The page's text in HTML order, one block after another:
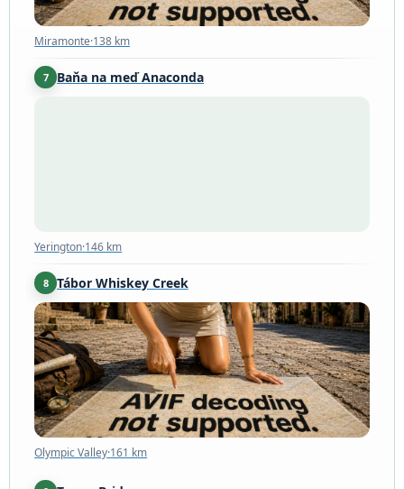
Miramonte·138 km
7 Baňa na meď Anaconda
Yerington·146 km
8 Tábor Whiskey Creek
Olympic Valley·161 km
Olympic Valley·161 km